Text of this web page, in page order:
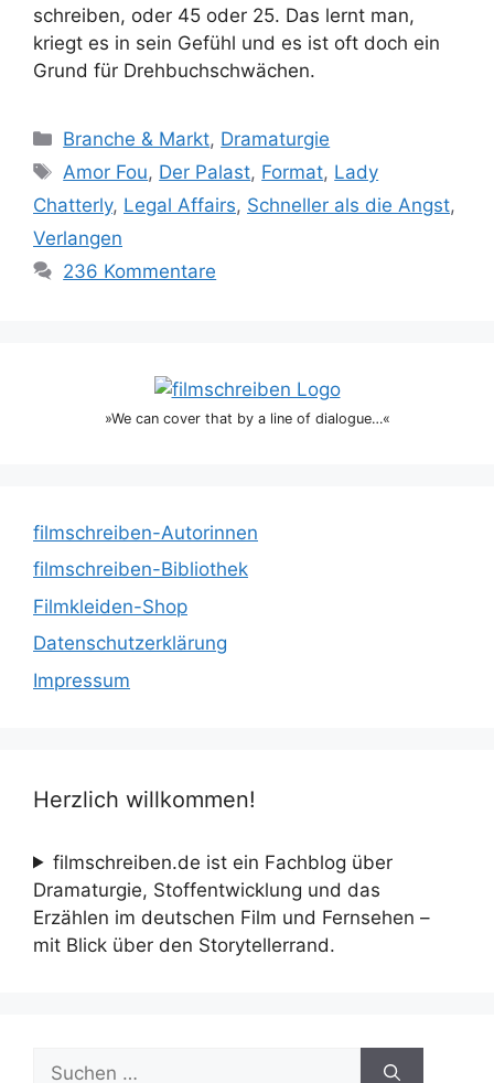
schreiben, oder 45 oder 25. Das lernt man,
kriegt es in sein Gefühl und es ist oft doch ein
Grund für Drehbuchschwächen.
Kategorien
Branche & Markt, Dramaturgie
Schlagwörter
Amor Fou, Der Palast, Format, Lady
Chatterly, Legal Affairs, Schneller als die Angst,
Verlangen
236 Kommentare
»We can cover that by a line of dialogue…«
filmschreiben-Autorinnen
filmschreiben-Bibliothek
Filmkleiden-Shop
Datenschutzerklärung
Impressum
Herzlich willkommen!
filmschreiben.de ist ein Fachblog über
Dramaturgie, Stoffentwicklung und das
Erzählen im deutschen Film und Fernsehen –
mit Blick über den Storytellerrand.